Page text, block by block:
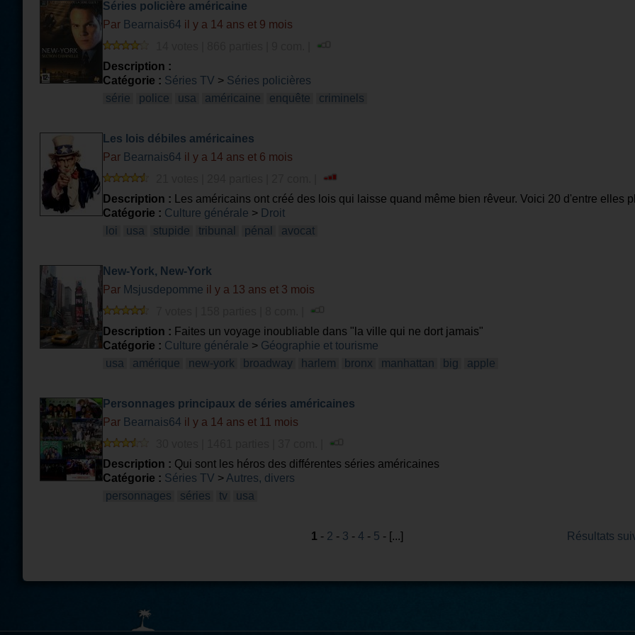
Séries policière américaine
Par Bearnais64 il y a 14 ans et 9 mois
Description :
Catégorie : Séries TV > Séries policières
série
police usa américaine enquête criminels
Les lois débiles américaines
Par Bearnais64 il y a 14 ans et 6 mois
Description : Les américains ont créé des lois qui laisse quand même bien rêveur. Voici 20 d'entre elles
sympathique.
Catégorie : Culture générale > Droit
loi
usa stupide tribunal pénal avocat
New-York, New-York
Par Msjusdepomme il y a 13 ans et 3 mois
Description : Faites un voyage inoubliable dans "la ville qui ne dort jamais"
Catégorie : Culture générale > Géographie et tourisme
usa
amérique new-york broadway harlem bronx manhattan big apple
Personnages principaux de séries américaines
Par Bearnais64 il y a 14 ans et 11 mois
Description : Qui sont les héros des différentes séries américaines
Catégorie : Séries TV > Autres, divers
personnages
séries tv usa
1 - 2 - 3 - 4 - 5 - [...] Résultats